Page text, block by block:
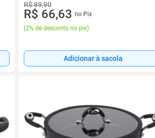
R$ 89,90
R$ 66,63 no Pix
(2% de desconto no pix)
Adicionar à sacola